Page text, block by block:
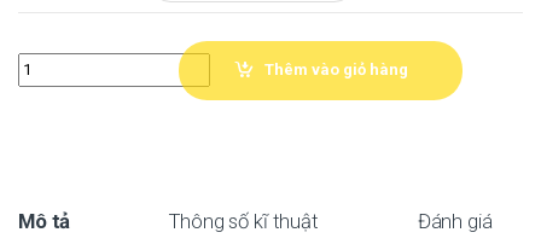
Quantity
Thêm vào giỏ hàng
Mô tả Thông số kĩ thuật Đánh giá